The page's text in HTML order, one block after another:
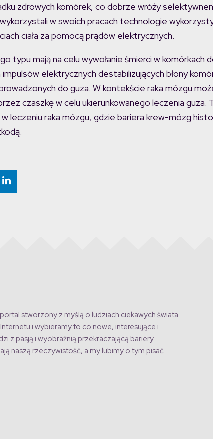
zdrowych komórek, co dobrze wróży
w swoich pracach technologie
ciała za pomocą prądów elektrycznych.
typu mają na celu wywołanie śmierci w komórkach
elektrycznych destabilizujących błony
do guza. W kontekście raka mózgu
czaszkę w celu ukierunkowanego leczenia guza.
leczeniu raka mózgu, gdzie bariera krew-mózg
stworzony z myślą o ludziach ciekawych świata.
i wybieramy to co nowe, interesujące i
z pasją i wyobraźnią przekraczającą bariery
naszą rzeczywistość, a my lubimy o tym pisać.